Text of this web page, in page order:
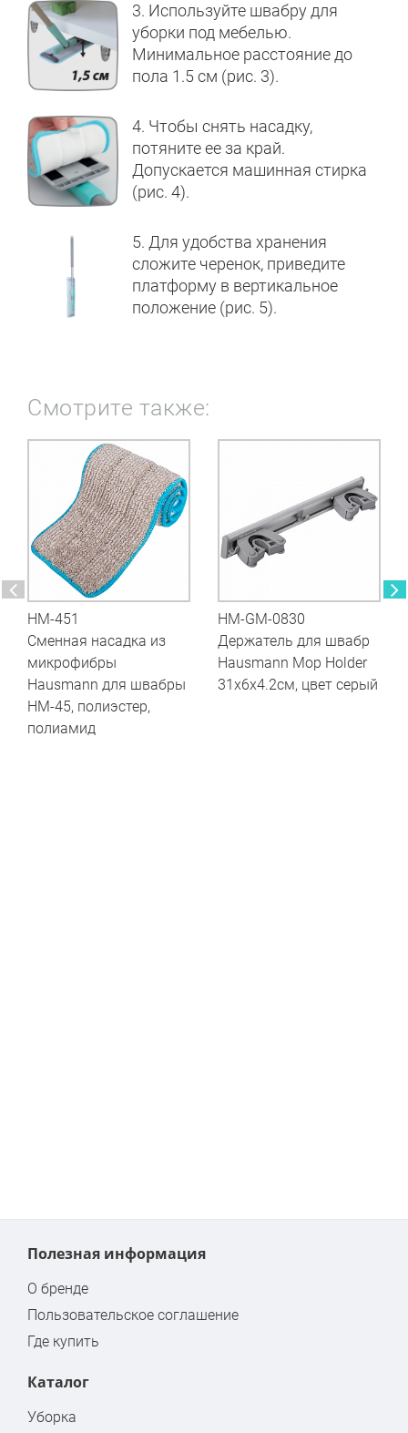
3. Используйте швабру для
уборки под мебелью.
Минимальное расстояние до
пола 1.5 см (рис. 3).
4. Чтобы снять насадку,
потяните ее за край.
Допускается машинная стирка
(рис. 4).
5. Для удобства хранения
сложите черенок, приведите
платформу в вертикальное
положение (рис. 5).
Смотрите также:
HM-451
Сменная насадка из
микрофибры
Hausmann для швабры
HM-45, полиэстер,
полиамид
HM-GM-0830
Держатель для швабр
Hausmann Mop Holder
31x6x4.2см, цвет серый
Полезная информация
О бренде
Пользовательское соглашение
Где купить
Каталог
Уборка